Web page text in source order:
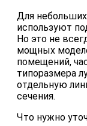
Для
используют
Но это не
мощных
помещений,
типоразмера
отдельную
сечения.
Что нужно